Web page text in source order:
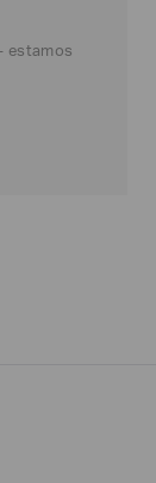
estamos